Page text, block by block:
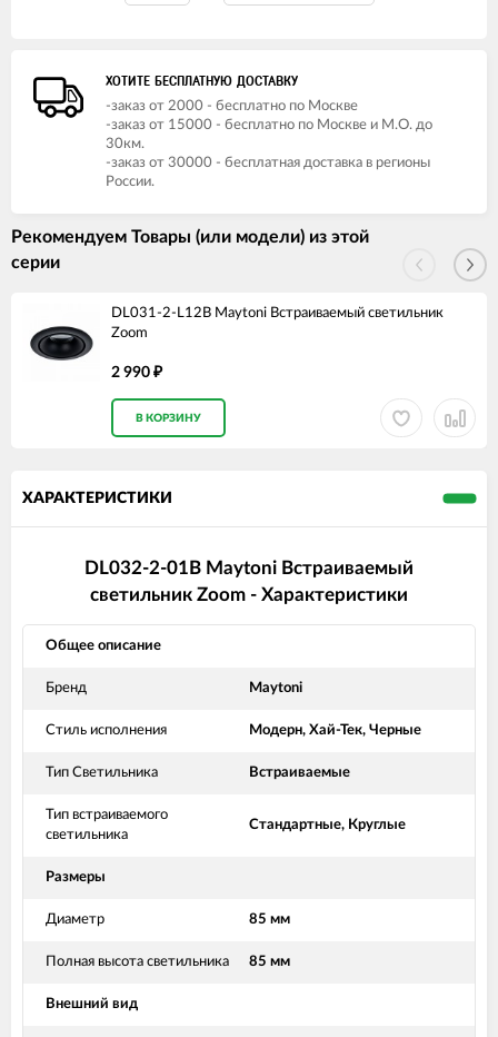
ХОТИТЕ БЕСПЛАТНУЮ ДОСТАВКУ
-заказ от 2000 - бесплатно по Москве
-заказ от 15000 - бесплатно по Москве и М.О. до
30км.
-заказ от 30000 - бесплатная доставка в регионы
России.
Рекомендуем Товары (или модели) из этой
серии
DL031-2-L12B Maytoni Встраиваемый светильник
Zoom
2 990 ₽
В КОРЗИНУ
ХАРАКТЕРИСТИКИ
DL032-2-01B Maytoni Встраиваемый
светильник Zoom - Характеристики
Общее описание
Бренд Maytoni
Стиль исполнения Модерн, Хай-Тек, Черные
Тип Светильника Встраиваемые
Тип встраиваемого
светильника
Стандартные, Круглые
Размеры
Диаметр 85 мм
Полная высота светильника 85 мм
Внешний вид